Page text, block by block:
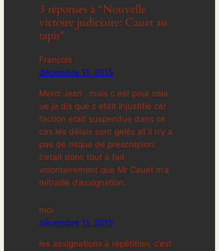
3 réponses à “Nouvelle
victoire judiciaire: Cauet au
tapis”
Francois
décembre 11, 2015
Merci Jean , mais c est pour cela
ue je dis que c etait injustifié car
l’action etait suspendue dans ce
cas les délais sont gelés et il n’y a
pas de risque de prescritpion.
c’etait donc tout à fait
volontairement que Mr Cauet m’a
mitraillé d’assignation.
moi
décembre 11, 2015
les assignations à répétition, c’est